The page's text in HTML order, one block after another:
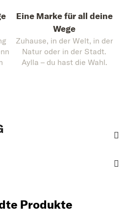
Eine Marke für all deine
Wege
Zuhause, in der Welt, in der
Natur oder in der Stadt.
Aylla – du hast die Wahl.
Produkte